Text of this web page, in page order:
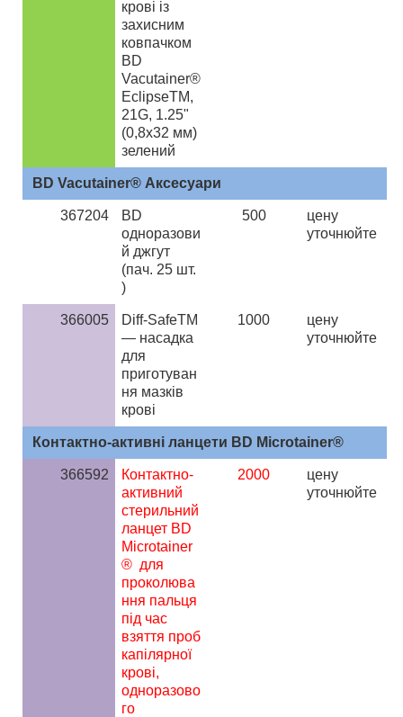
крові із
захисним
ковпачком
BD
Vacutainer®
EclipseTM,
21G, 1.25"
(0,8х32 мм)
зелений
BD Vacutainer® Аксесуари
367204
BD
одноразови
й джгут
(пач. 25 шт.
)
500 цену
уточнюйте
366005
Diff-SafeTM
— насадка
для
приготуван
ня мазків
крові
1000 цену
уточнюйте
Контактно-активні ланцети BD Microtainer®
366592
Контактно-
активний
стерильний
ланцет BD
Microtainer
® для
проколюва
ння пальця
під час
взяття проб
капілярної
крові,
одноразово
го
2000 цену
уточнюйте